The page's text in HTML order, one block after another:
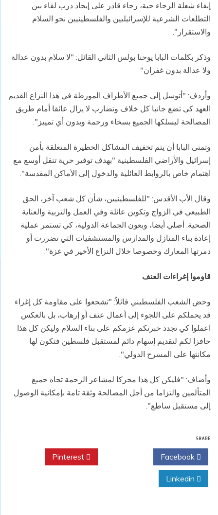
إبقاء شعلة الرجاء حية، رجاء قادر على إيجاد درب لقاء بين
التطلعات الشرعية للإسرائيليين والفلسطينيين نحو السلام
والاستقرار".
وذكر بكلمات البابا يوحنا بولس الثاني القائل: "لا سلام بدون عدالة
ولا عدالة بدون غفران"
وأردف: "أتوسل إلى جميع الأطراف المورطة في هذا النزاع القديم
العهد كي تضع جانبا كل خلاف وتضارب لا يزال عائقا أمام طريق
المصالحة ليسلكها الجميع بسخاء ورحمة وبدون أي تمييز".
وتمنى البابا أن يتم تخفيف المشاكل الخطيرة المتعلقة بأمن
إسرائيل والأراضي الفلسطينية "بهدف توفير حرية تنقل أوسع مع
اهتمام خاص بالروابط العائلية والدخول إلى الأماكن المقدسة".
وقال الأب الأقدس: "للفلسطينيين، شأن كل شعب آخر، الحق
الطبيعي في الزواج وتكوين عائلة وفي العمل والتربية والعناية
الصحية. أصلي أيضا، وبعون الجماعة الدولية، كي تستمر عملية
إعادة بناء المنازل والمدارس والمستشفيات التي تضررت أو
دمرتها المعارك وخصوصا خلال النزاع الأخير في غزة".
قاوموا إغراءات العنف
وحض الشعب الفلسطيني قائلاُ: "تشجعوا على مقاومة كل إغراء
قد يحملكم على اللجوء إلى أعمال عنف أو إرهاب، بل بالعكس
اعملوا كي تجدد خبرتكم عزمكم على بناء السلام وليكن كل هذا
حافزا لكم لتقديم إسهام دائم لمستقبل فلسطين فتكون لها
مكانتها على المسرح الدولي".
وأضاف: "فليكن كل هذا محركا لمشاعر الرحمة تجاه جميع
المتألمين والتزاما من أجل المصالحة وثقة تامة بإمكانية الوصول
إلى مستقبل ساطع".
SHARE